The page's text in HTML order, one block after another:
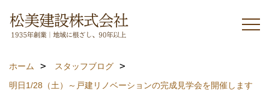
ホーム
スタッフブログ
明日1/28（土）～戸建リノベーションの完成見学会を開催します